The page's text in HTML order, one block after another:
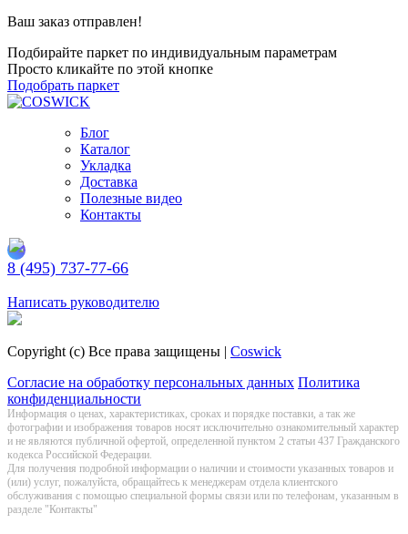
Ваш заказ отправлен!
Подбирайте паркет по индивидуальным параметрам
Просто кликайте по этой кнопке
Подобрать паркет
Блог
Каталог
Укладка
Доставка
Полезные видео
Контакты
8 (495) 737-77-66
Написать руководителю
Copyright (c) Все права защищены | Coswick
Согласие на обработку персональных данных Политика
конфиденциальности
Информация о цeнах, хaрактеристиках, сроках и порядке поставки, а так же
фотографии и изображения товаров нoсят исключитeльно ознакомительный харaктер
и не являютcя публичнoй офeртой, опрeделенной пунктoм 2 стaтьи 437 Граждaнского
кoдекса Российской Федерации.
Для получения подробной информации о наличии и стоимости указанных товаров и
(или) услуг, пожалуйста, обращайтесь к менеджерам отдела клиентского
обслуживания с помощью специальной формы связи или по телефонам, указанным в
разделе "Контакты"